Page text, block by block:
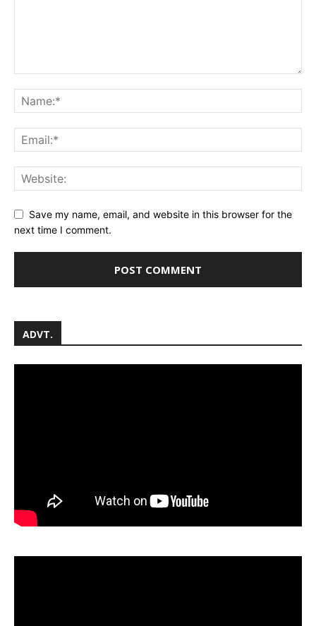
Save my name, email, and website in this browser for the
next time I comment.
ADVT.